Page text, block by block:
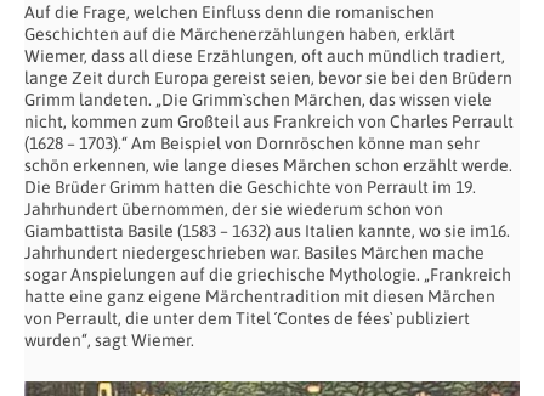
Auf die Frage, welchen Einfluss denn die romanischen
Geschichten auf die Märchenerzählungen haben, erklärt
Wiemer, dass all diese Erzählungen, oft auch mündlich tradiert,
lange Zeit durch Europa gereist seien, bevor sie bei den Brüdern
Grimm landeten. „Die Grimm`schen Märchen, das wissen viele
nicht, kommen zum Großteil aus Frankreich von Charles Perrault
(1628 – 1703).“ Am Beispiel von Dornröschen könne man sehr
schön erkennen, wie lange dieses Märchen schon erzählt werde.
Die Brüder Grimm hatten die Geschichte von Perrault im 19.
Jahrhundert übernommen, der sie wiederum schon von
Giambattista Basile (1583 – 1632) aus Italien kannte, wo sie im16.
Jahrhundert niedergeschrieben war. Basiles Märchen mache
sogar Anspielungen auf die griechische Mythologie. „Frankreich
hatte eine ganz eigene Märchentradition mit diesen Märchen
von Perrault, die unter dem Titel ´Contes de fées` publiziert
wurden“, sagt Wiemer.